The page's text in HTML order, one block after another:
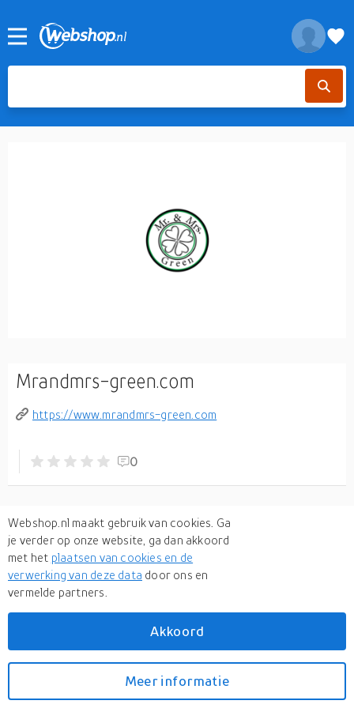
Mrandmrs-green.com
https://www.mrandmrs-green.com
0
Webshop.nl maakt gebruik van cookies. Ga
je verder op onze website, ga dan akkoord
met het plaatsen van cookies en de
verwerking van deze data door ons en
vermelde partners.
Akkoord
Meer informatie